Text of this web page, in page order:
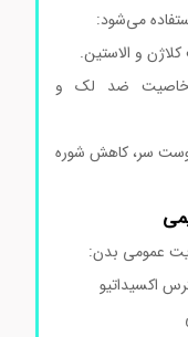
می‌شود:
و الاستین.
ضد لک و
سر، کاهش شوره
عمومی بدن: